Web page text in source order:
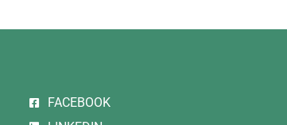
FACEBOOK